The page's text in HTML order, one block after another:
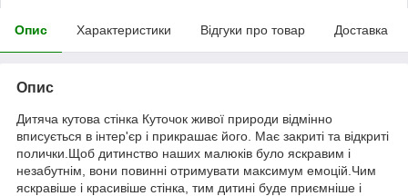
Опис Характеристики Відгуки про товар Доставка
Опис
Дитяча кутова стінка Куточок живої природи відмінно
вписується в інтер'єр і прикрашає його. Має закриті та відкриті
полички.Щоб дитинство наших малюків було яскравим і
незабутнім, вони повинні отримувати максимум емоцій.Чим
яскравіше і красивіше стінка, тим дитині буде приємніше і